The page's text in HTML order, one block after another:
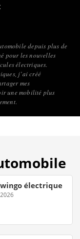
depuis plus de
pour les nouvelles
électriques.
j’ai créé
mes
une mobilité plus
électrique